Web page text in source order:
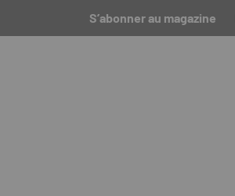
S’abonner au magazine